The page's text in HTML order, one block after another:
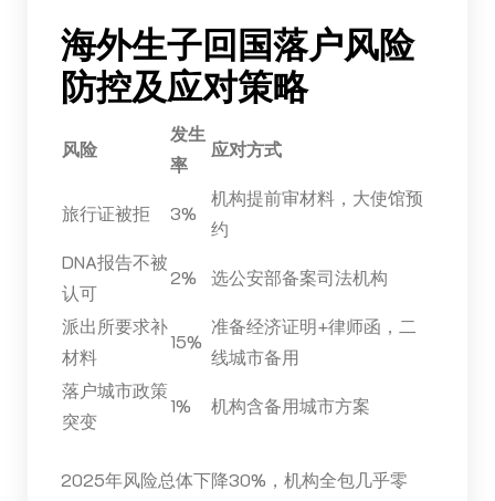
海外生子回国落户风险
防控及应对策略
风险
发生
率
应对方式
旅行证被拒 3%
机构提前审材料，大使馆预
约
DNA报告不被
认可
2% 选公安部备案司法机构
派出所要求补
材料
15%
准备经济证明+律师函，二
线城市备用
落户城市政策
突变
1% 机构含备用城市方案
2025年风险总体下降30%，机构全包几乎零